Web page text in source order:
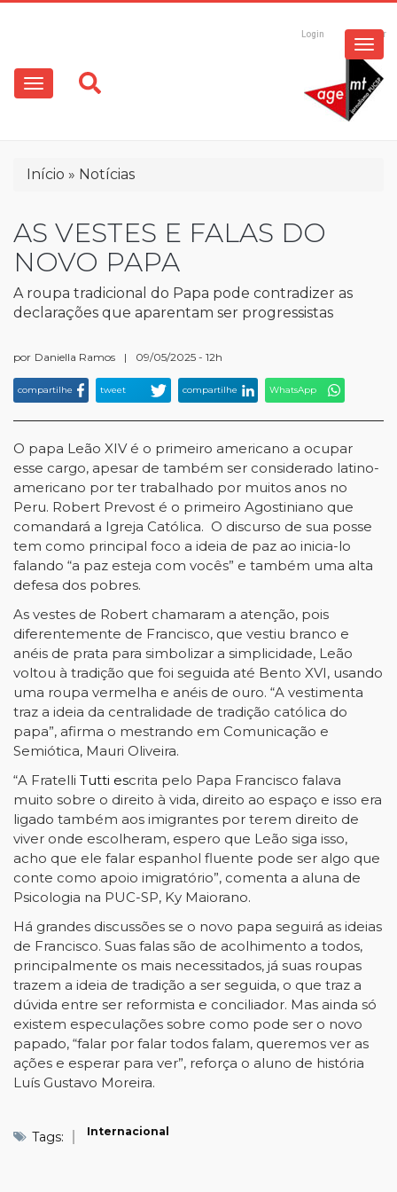
conteúdo
principal
Login Registrar
Main
navigation
Trilha
navegação
Início Notícias
AS VESTES E FALAS DO
NOVO PAPA
A roupa tradicional do Papa pode contradizer as
declarações que aparentam ser progressistas
por Daniella Ramos | 09/05/2025 - 12h
compartilhe tweet compartilhe WhatsApp
O papa Leão XIV é o primeiro americano a ocupar
esse cargo, apesar de também ser considerado latino-
americano por ter trabalhado por muitos anos no
Peru. Robert Prevost é o primeiro Agostiniano que
comandará a Igreja Católica. O discurso de sua posse
tem como principal foco a ideia de paz ao inicia-lo
falando “a paz esteja com vocês” e também uma alta
defesa dos pobres.
As vestes de Robert chamaram a atenção, pois
diferentemente de Francisco, que vestiu branco e
anéis de prata para simbolizar a simplicidade, Leão
voltou à tradição que foi seguida até Bento XVI, usando
uma roupa vermelha e anéis de ouro. “A vestimenta
traz a ideia da centralidade de tradição católica do
papa”, afirma o mestrando em Comunicação e
Semiótica, Mauri Oliveira.
“A Fratelli Tutti escrita pelo Papa Francisco falava
muito sobre o direito à vida, direito ao espaço e isso era
ligado também aos imigrantes por terem direito de
viver onde escolheram, espero que Leão siga isso,
acho que ele falar espanhol fluente pode ser algo que
conte como apoio imigratório”, comenta a aluna de
Psicologia na PUC-SP, Ky Maiorano.
Há grandes discussões se o novo papa seguirá as ideias
de Francisco. Suas falas são de acolhimento a todos,
principalmente os mais necessitados, já suas roupas
trazem a ideia de tradição a ser seguida, o que traz a
dúvida entre ser reformista e conciliador. Mas ainda só
existem especulações sobre como pode ser o novo
papado, “falar por falar todos falam, queremos ver as
ações e esperar para ver”, reforça o aluno de história
Luís Gustavo Moreira.
Tags: Internacional